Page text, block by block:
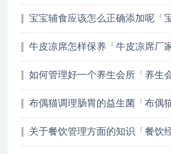
宝宝辅食应该怎么正确添加呢「
牛皮凉席怎样保养「牛皮凉席厂家
如何管理好一个养生会所「养生
布偶猫调理肠胃的益生菌「布偶
关于餐饮管理方面的知识「餐饮